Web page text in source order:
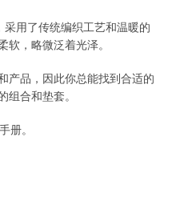
采用了传统编织工艺和温暖的
，略微泛着光泽。
产品，因此你总能找到合适的
合和垫套。
册。